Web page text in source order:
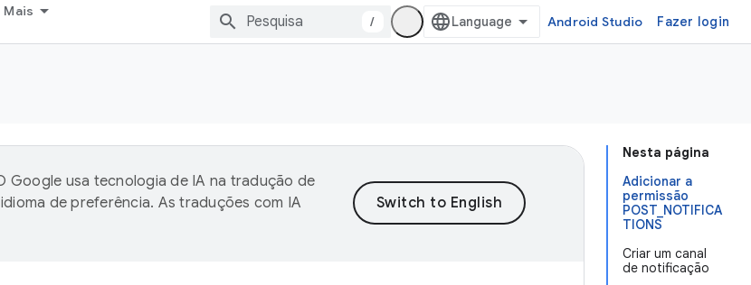
Mais
/ Android Studio Fazer login
Nesta página
Adicionar a
permissão
POST_NOTIFICA
TIONS
Criar um canal
de notificação
Google usa tecnologia de IA na tradução de
de preferência. As traduções com IA